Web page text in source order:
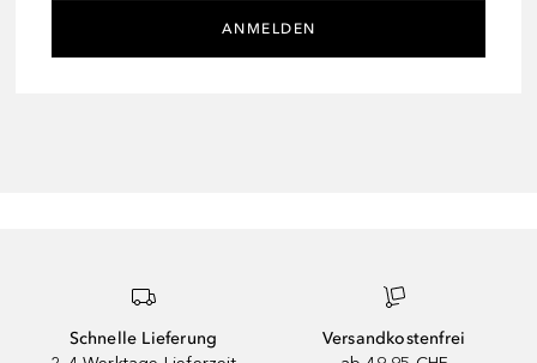
ANMELDEN
Schnelle Lieferung
Versandkostenfrei